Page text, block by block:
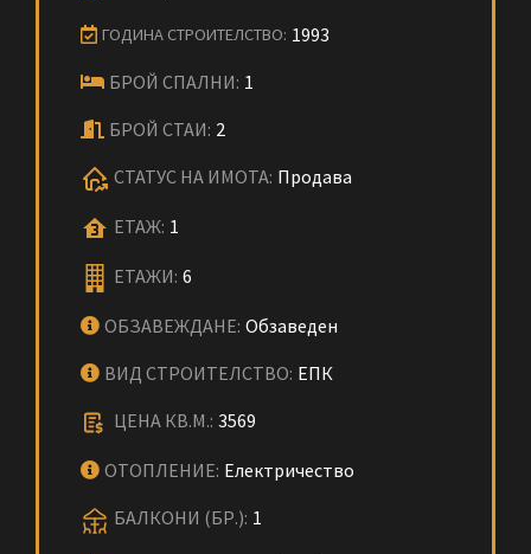
ГОДИНА СТРОИТЕЛСТВО: 1993
БРОЙ СПАЛНИ: 1
БРОЙ СТАИ: 2
СТАТУС НА ИМОТА: Продава
ЕТАЖ: 1
ЕТАЖИ: 6
ОБЗАВЕЖДАНЕ: Обзаведен
ВИД СТРОИТЕЛСТВО: ЕПК
ЦЕНА КВ.М.: 3569
ОТОПЛЕНИЕ: Електричество
БАЛКОНИ (БР.): 1